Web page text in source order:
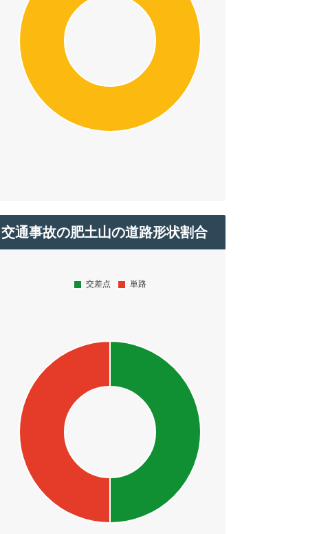
交通事故の肥土山の道路形状割合